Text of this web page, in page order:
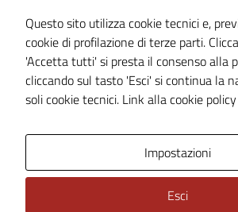
Cookie Policy
Note legali
Dichiarazione di accessibilità
Piano di miglioramento del sito
Questo sito utilizza cookie tecnici e,
cookie di profilazione di terze parti.
'Accetta tutti' si presta il consenso alla
cliccando sul tasto 'Esci' si continua la
soli cookie tecnici. Link alla cookie policy
Impostazioni
Esci